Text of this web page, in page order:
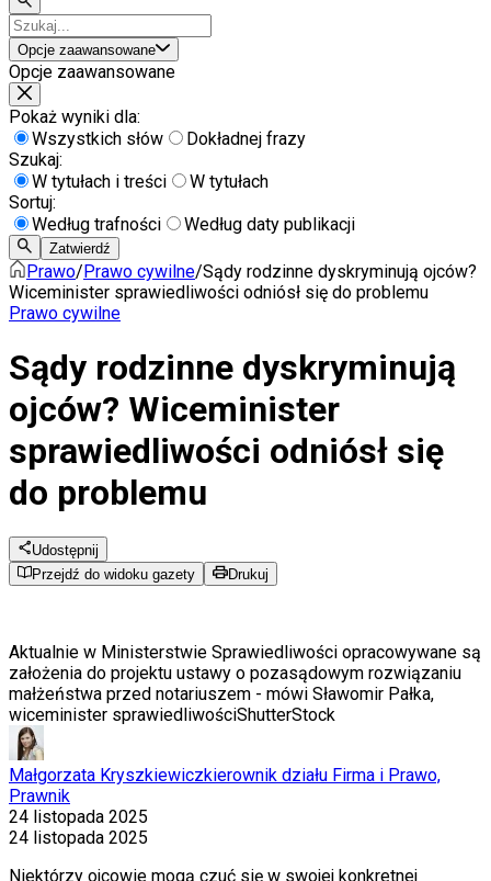
Opcje zaawansowane
Opcje zaawansowane
Pokaż wyniki dla:
Wszystkich słów
Dokładnej frazy
Szukaj:
W tytułach i treści
W tytułach
Sortuj:
Według trafności
Według daty publikacji
Zatwierdź
Prawo/Prawo cywilne/Sądy rodzinne dyskryminują ojców?
Wiceminister sprawiedliwości odniósł się do problemu
Prawo cywilne
Sądy rodzinne dyskryminują
ojców? Wiceminister
sprawiedliwości odniósł się
do problemu
Udostępnij
Przejdź do widoku gazety
Drukuj
Aktualnie w Ministerstwie Sprawiedliwości opracowywane są
założenia do projektu ustawy o pozasądowym rozwiązaniu
małżeństwa przed notariuszem - mówi Sławomir Pałka,
wiceminister sprawiedliwościShutterStock
Małgorzata Kryszkiewiczkierownik działu Firma i Prawo,
Prawnik
24 listopada 2025
24 listopada 2025
Niektórzy ojcowie mogą czuć się w swojej konkretnej